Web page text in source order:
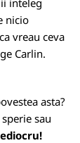
inteleg
nicio
vreau ceva
Carlin.
asta?
sau